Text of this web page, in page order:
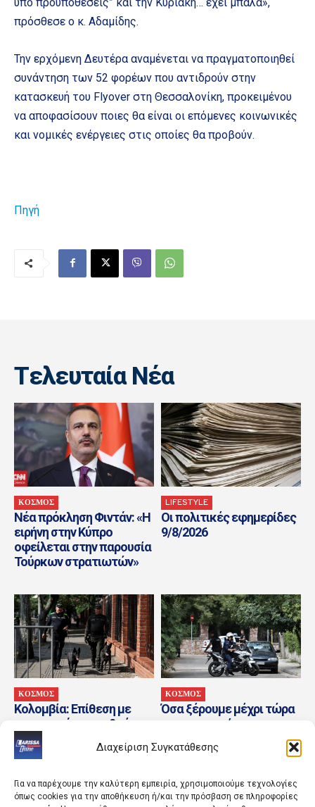
Διαχείριση Συγκατάθεσης
Για να παρέχουμε την καλύτερη εμπειρία, χρησιμοποιούμε τεχνολογίες
όπως cookies για την αποθήκευση ή/και την πρόσβαση σε πληροφορίες
πρόσθεσε ο κ. Αδαμίδης.
Την ερχόμενη Δευτέρα αναμένεται να πραγματοποιηθεί
συνάντηση των 52 φορέων που αντιδρούν στην
κατασκευή του Flyover στη Θεσσαλονίκη, προκειμένου
να αποφασίσουν ποιες θα είναι οι επόμενες κοινωνικές
και νομικές ενέργειες στις οποίες θα προβούν.
Πηγή
Tελευταία Nέα
ΚΟΣΜΟΣ
Νέα πρόκληση Φιντάν: «Η
ειρήνη στην Κύπρο
οφείλεται στην παρουσία
Τούρκων στρατιωτών»
LIFESTYLE
Οι πολιτικές εφημερίδες
9/8/2026
ΚΟΣΜΟΣ
Κολομβία: Επίθεση με
εκρηκτικά σε σταθμό
διοδίων – Αποδίδεται σε
διαφωνούντες αντάρτες
ΚΟΣΜΟΣ
Όσα ξέρουμε μέχρι τώρα
για το τροχαίο στην
Αθηνών-Σουνίου – Οι
Γερμανοί τουρίστες και...